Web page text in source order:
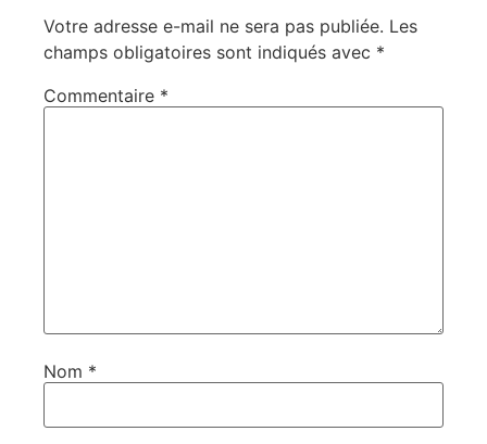
Votre adresse e-mail ne sera pas publiée. Les
champs obligatoires sont indiqués avec *
Commentaire *
Nom *